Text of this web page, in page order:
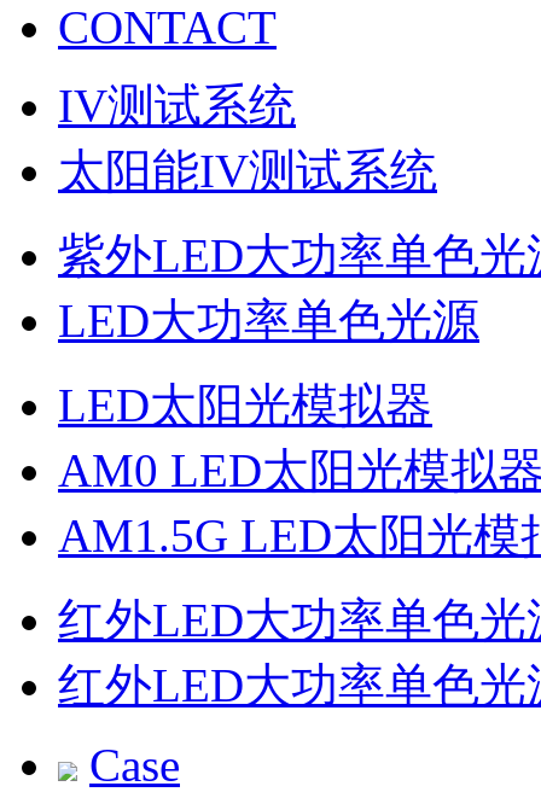
CONTACT
IV测试系统
太阳能IV测试系统
紫外LED大功率单色光
LED大功率单色光源
LED太阳光模拟器
AM0 LED太阳光模拟
AM1.5G LED太阳光模
红外LED大功率单色光
红外LED大功率单色光
Case